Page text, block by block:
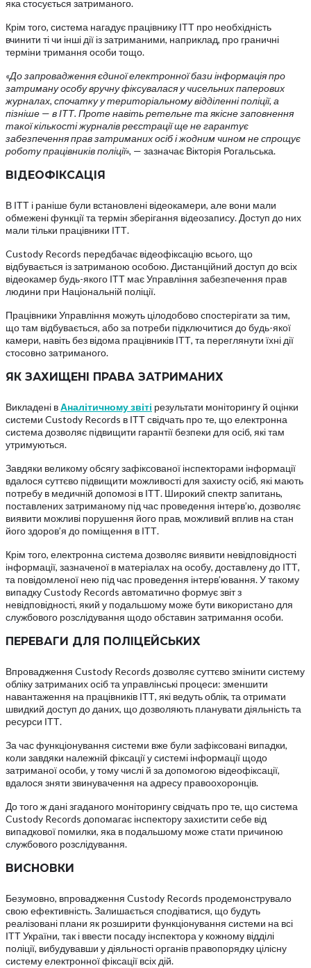
яка стосується затриманого.
Крім того, система нагадує працівнику ІТТ про необхідність
вчинити ті чи інші дії із затриманими, наприклад, про граничні
терміни тримання особи тощо.
«До запровадження єдиної електронної бази інформація про
затриману особу вручну фіксувалася у чисельних паперових
журналах, спочатку у територіальному відділенні поліції, а
пізніше — в ІТТ. Проте навіть ретельне та якісне заповнення
такої кількості журналів реєстрації ще не гарантує
забезпечення прав затриманих осіб і жодним чином не спрощує
роботу працівників поліції», — зазначає Вікторія Рогальська.
ВІДЕОФІКСАЦІЯ
В ІТТ і раніше були встановлені відеокамери, але вони мали
обмежені функції та термін зберігання відеозапису. Доступ до них
мали тільки працівники ІТТ.
Custody Records передбачає відеофіксацію всього, що
відбувається із затриманою особою. Дистанційний доступ до всіх
відеокамер будь-якого ІТТ має Управління забезпечення прав
людини при Національній поліції.
Працівники Управління можуть цілодобово спостерігати за тим,
що там відбувається, або за потреби підключитися до будь-якої
камери, навіть без відома працівників ІТТ, та переглянути їхні дії
стосовно затриманого.
ЯК ЗАХИЩЕНІ ПРАВА ЗАТРИМАНИХ
Викладені вАналітичному звіті результати моніторингу й оцінки
системи Custody Records в ІТТ свідчать про те, що електронна
система дозволяє підвищити гарантії безпеки для осіб, які там
утримуються.
Завдяки великому обсягу зафіксованої інспекторами інформації
вдалося суттєво підвищити можливості для захисту осіб, які мають
потребу в медичній допомозі в ІТТ. Широкий спектр запитань,
поставлених затриманому під час проведення інтерв’ю, дозволяє
виявити можливі порушення його прав, можливий вплив на стан
його здоров’я до поміщення в ІТТ.
Крім того, електронна система дозволяє виявити невідповідності
інформації, зазначеної в матеріалах на особу, доставлену до ІТТ,
та повідомленої нею під час проведення інтерв’ювання. У такому
випадку Custody Records автоматично формує звіт з
невідповідності, який у подальшому може бути використано для
службового розслідування щодо обставин затримання особи.
ПЕРЕВАГИ ДЛЯ ПОЛІЦЕЙСЬКИХ
Впровадження Custody Records дозволяє суттєво змінити систему
обліку затриманих осіб та управлінські процеси: зменшити
навантаження на працівників ІТТ, які ведуть облік, та отримати
швидкий доступ до даних, що дозволяють планувати діяльність та
ресурси ІТТ.
За час функціонування системи вже були зафіксовані випадки,
коли завдяки належній фіксації у системі інформації щодо
затриманої особи, у тому числі й за допомогою відеофіксації,
вдалося зняти звинувачення на адресу правоохоронців.
До того ж дані згаданого моніторингу свідчать про те, що система
Custody Records допомагає інспектору захистити себе від
випадкової помилки, яка в подальшому може стати причиною
службового розслідування.
ВИСНОВКИ
Безумовно, впровадження Custody Records продемонструвало
свою ефективність. Залишається сподіватися, що будуть
реалізовані плани як розширити функціонування системи на всі
ІТТ України, так і ввести посаду інспектора у кожному відділі
поліції, вибудувавши у діяльності органів правопорядку цілісну
систему електронної фіксації всіх дій.